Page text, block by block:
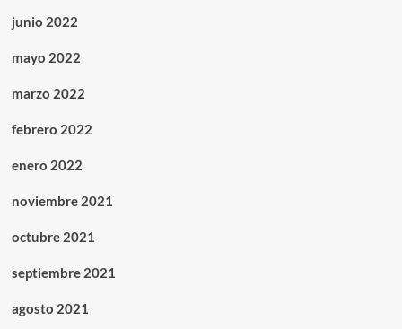
junio 2022
mayo 2022
marzo 2022
febrero 2022
enero 2022
noviembre 2021
octubre 2021
septiembre 2021
agosto 2021